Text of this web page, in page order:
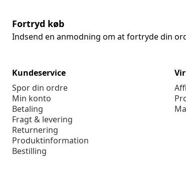
Fortryd køb
Indsend en anmodning om at fortryde din
Kundeservice
Spor din ordre
Min konto
Betaling
Fragt & levering
Returnering
Produktinformation
Bestilling